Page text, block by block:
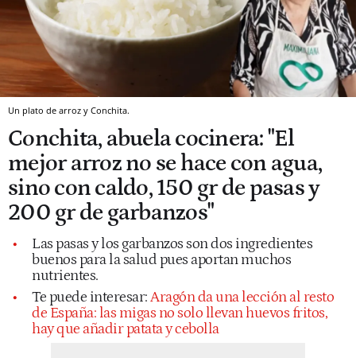
Un plato de arroz y Conchita.
Conchita, abuela cocinera: "El
mejor arroz no se hace con agua,
sino con caldo, 150 gr de pasas y
200 gr de garbanzos"
Las pasas y los garbanzos son dos ingredientes
buenos para la salud pues aportan muchos
nutrientes.
Te puede interesar:Aragón da una lección al resto
de España: las migas no solo llevan huevos fritos,
hay que añadir patata y cebolla